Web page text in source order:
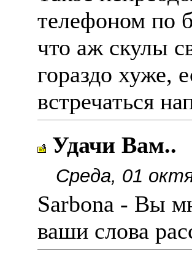
телефоном по
что аж скулы
гораздо хуже,
встречаться
Удачи Вам..
Среда, 01
Sarbona - Вы
ваши слова